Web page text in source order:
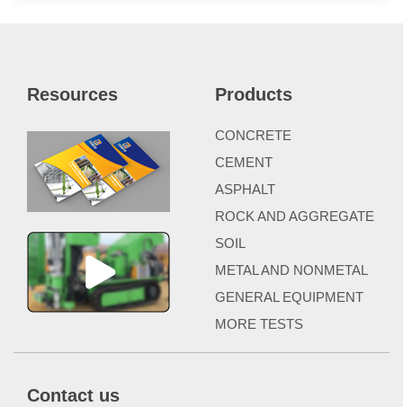
Resources Products
CONCRETE
CEMENT
ASPHALT
ROCK AND AGGREGATE
SOIL
METAL AND NONMETAL
GENERAL EQUIPMENT
MORE TESTS
Contact us